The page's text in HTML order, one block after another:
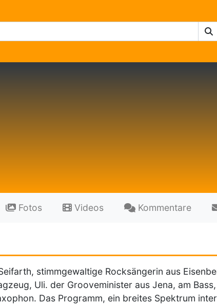
Fotos Videos Kommentare
stimmgewaltige Rocksängerin aus
Uli. der Grooveminister aus Jena, am
Das Programm, ein breites Spektrum